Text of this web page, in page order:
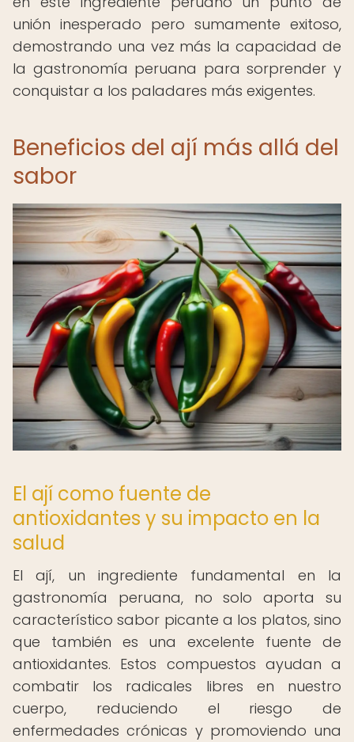
unión inesperado pero sumamente exitoso,
demostrando una vez más la capacidad de
la gastronomía peruana para sorprender y
conquistar a los paladares más exigentes.
Beneficios del ají más allá del
sabor
El ají como fuente de
antioxidantes y su impacto en la
salud
El ají, un ingrediente fundamental en la
gastronomía peruana, no solo aporta su
característico sabor picante a los platos, sino
que también es una excelente fuente de
antioxidantes. Estos compuestos ayudan a
combatir los radicales libres en nuestro
cuerpo, reduciendo el riesgo de
enfermedades crónicas y promoviendo una